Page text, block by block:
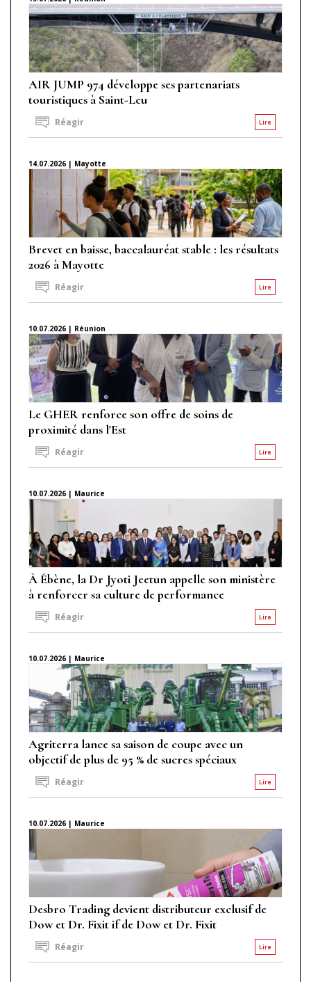
AIR JUMP 974 développe ses partenariats
touristiques à Saint-Leu
Lire
Réagir
14.07.2026 | Mayotte
Brevet en baisse, baccalauréat stable : les résultats
2026 à Mayotte
Lire
Réagir
10.07.2026 | Réunion
Le GHER renforce son offre de soins de
proximité dans l'Est
Lire
Réagir
10.07.2026 | Maurice
À Ébène, la Dr Jyoti Jeetun appelle son ministère
à renforcer sa culture de performance
Lire
Réagir
10.07.2026 | Maurice
Agriterra lance sa saison de coupe avec un
objectif de plus de 95 % de sucres spéciaux
Lire
Réagir
10.07.2026 | Maurice
Desbro Trading devient distributeur exclusif de
Dow et Dr. Fixit if de Dow et Dr. Fixit
Lire
Réagir